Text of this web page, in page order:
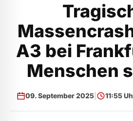
A3 bei
Menschen
09. September 2025 11:55